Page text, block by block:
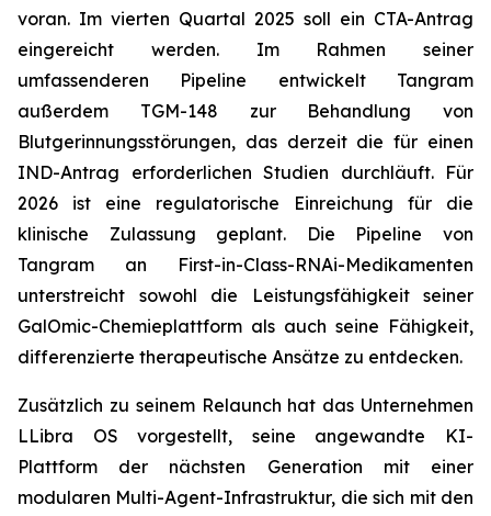
voran. Im vierten Quartal 2025 soll ein CTA-Antrag
eingereicht werden. Im Rahmen seiner
umfassenderen Pipeline entwickelt Tangram
außerdem TGM-148 zur Behandlung von
Blutgerinnungsstörungen, das derzeit die für einen
IND-Antrag erforderlichen Studien durchläuft. Für
2026 ist eine regulatorische Einreichung für die
klinische Zulassung geplant. Die Pipeline von
Tangram an First-in-Class-RNAi-Medikamenten
unterstreicht sowohl die Leistungsfähigkeit seiner
GalOmic-Chemieplattform als auch seine Fähigkeit,
differenzierte therapeutische Ansätze zu entdecken.
Zusätzlich zu seinem Relaunch hat das Unternehmen
LLibra OS vorgestellt, seine angewandte KI-
Plattform der nächsten Generation mit einer
modularen Multi-Agent-Infrastruktur, die sich mit den